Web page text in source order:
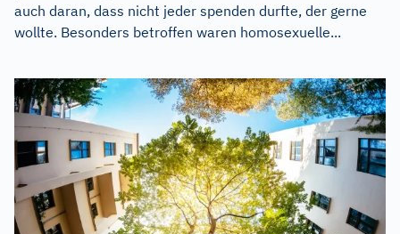
auch daran, dass nicht jeder spenden durfte, der gerne
wollte. Besonders betroffen waren homosexuelle...